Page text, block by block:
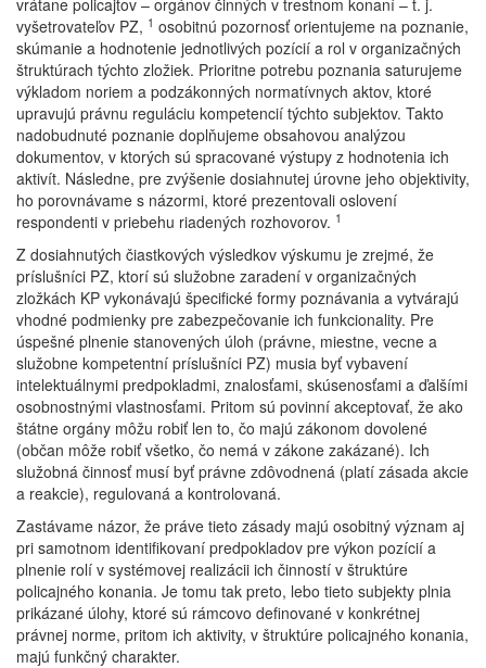
vrátane policajtov – orgánov činných v trestnom konaní – t. j.
vyšetrovateľov PZ, 1 osobitnú pozornosť orientujeme na poznanie,
skúmanie a hodnotenie jednotlivých pozícií a rol v organizačných
štruktúrach týchto zložiek. Prioritne potrebu poznania saturujeme
výkladom noriem a podzákonných normatívnych aktov, ktoré
upravujú právnu reguláciu kompetencií týchto subjektov. Takto
nadobudnuté poznanie doplňujeme obsahovou analýzou
dokumentov, v ktorých sú spracované výstupy z hodnotenia ich
aktivít. Následne, pre zvýšenie dosiahnutej úrovne jeho objektivity,
ho porovnávame s názormi, ktoré prezentovali oslovení
respondenti v priebehu riadených rozhovorov. 1
Z dosiahnutých čiastkových výsledkov výskumu je zrejmé, že
príslušníci PZ, ktorí sú služobne zaradení v organizačných
zložkách KP vykonávajú špecifické formy poznávania a vytvárajú
vhodné podmienky pre zabezpečovanie ich funkcionality. Pre
úspešné plnenie stanovených úloh (právne, miestne, vecne a
služobne kompetentní príslušníci PZ) musia byť vybavení
intelektuálnymi predpokladmi, znalosťami, skúsenosťami a ďalšími
osobnostnými vlastnosťami. Pritom sú povinní akceptovať, že ako
štátne orgány môžu robiť len to, čo majú zákonom dovolené
(občan môže robiť všetko, čo nemá v zákone zakázané). Ich
služobná činnosť musí byť právne zdôvodnená (platí zásada akcie
a reakcie), regulovaná a kontrolovaná.
Zastávame názor, že práve tieto zásady majú osobitný význam aj
pri samotnom identifikovaní predpokladov pre výkon pozícií a
plnenie rolí v systémovej realizácii ich činností v štruktúre
policajného konania. Je tomu tak preto, lebo tieto subjekty plnia
prikázané úlohy, ktoré sú rámcovo definované v konkrétnej
právnej norme, pritom ich aktivity, v štruktúre policajného konania,
majú funkčný charakter.